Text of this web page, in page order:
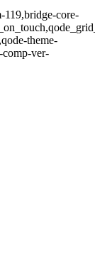
119,bridge-core-
theme-
comp-ver-